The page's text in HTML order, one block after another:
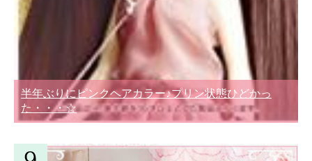
半年ぶりにピンクヘアカラー♪プリン状態ひどかっ
た・・・☆